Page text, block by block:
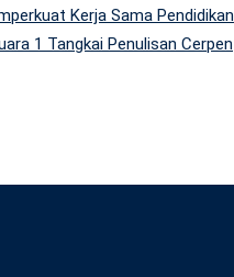
Kerja Sama Pendidikan
1 Tangkai Penulisan Cerpen